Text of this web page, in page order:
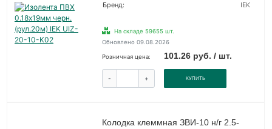
Бренд:
IEK
На складе 59655 шт.
Обновлено 09.08.2026
Розничная цена: 101.26 руб. / шт.
- + КУПИТЬ
Колодка клеммная ЗВИ-10 н/г 2.5-